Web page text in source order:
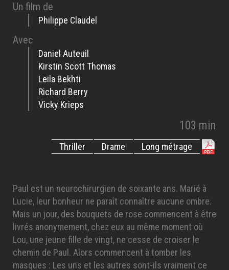
Un film de
Philippe Claudel
Avec
Daniel Auteuil
Kirstin Scott Thomas
Leila Bekhti
Richard Berry
Vicky Krieps
103 min
Long métrage
Drame
Thriller
Paul est un neurochirurgien de soixante ans. Marié à
Lucie, leur bonheur ne paraît connaître aucune ombre.
Mais un jour, des bouquets de rose commencent à être
livrés anonymement, chez eux au même moment où
Lou, une jeune fille de vingt, ne cesse de croiser le
chemin de Paul. Alors commencent à tomber les
masques : Les uns et les autres sont-ils vraiment ce